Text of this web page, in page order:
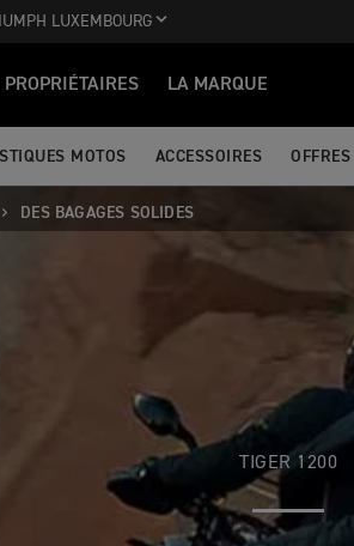
LUXEMBOURG
PROPRIÉTAIRES LA MARQUE
MOTOS ACCESSOIRES OFFRES
DES BAGAGES SOLIDES
TIGER 1200